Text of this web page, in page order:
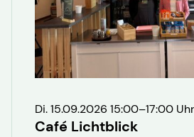
Di. 15.09.2026 15:00–17:00 Uhr
Café Lichtblick